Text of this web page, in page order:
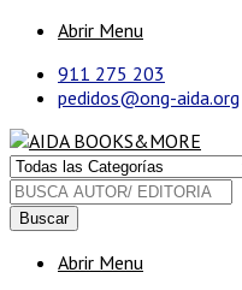
Abrir Menu
911 275 203
pedidos@ong-aida.org
Buscar
Abrir Menu